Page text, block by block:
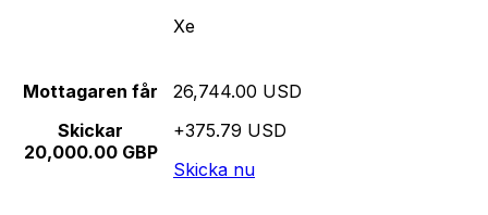
Xe
Mottagaren får
Skickar
20,000.00 GBP
26,744.00 USD
+375.79 USD
Skicka nu